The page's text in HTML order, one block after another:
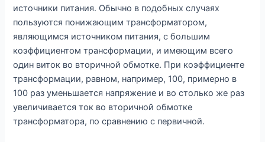
источники питания. Обычно в подобных случаях
пользуются понижающим трансформатором,
являющимся источником питания, с большим
коэффициентом трансформации, и имеющим всего
один виток во вторичной обмотке. При коэффициенте
трансформации, равном, например, 100, примерно в
100 раз уменьшается напряжение и во столько же раз
увеличивается ток во вторичной обмотке
трансформатора, по сравнению с первичной.